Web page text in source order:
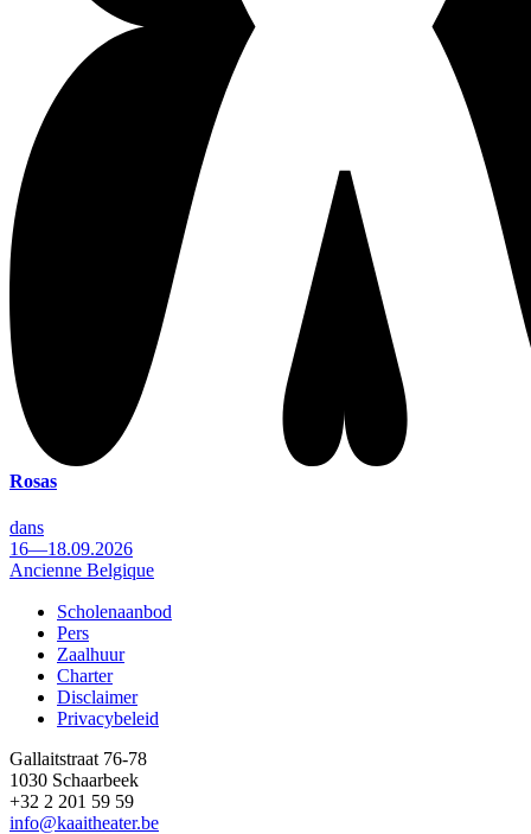
Rosas
dans
16—18.09.2026
Ancienne Belgique
Footer
Scholenaanbod
Pers
Zaalhuur
Charter
Disclaimer
Privacybeleid
Gallaitstraat 76-78
1030 Schaarbeek
+32 2 201 59 59
info@kaaitheater.be